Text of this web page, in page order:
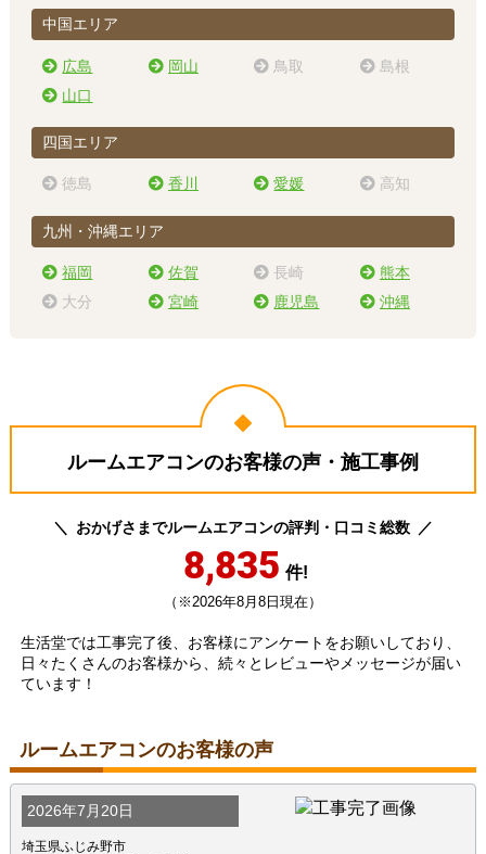
中国エリア
広島 岡山 鳥取
島根
山口
四国エリア
徳島 香川 愛媛 高知
九州・沖縄エリア
福岡 佐賀 長崎
熊本
大分
宮崎 鹿児島 沖縄
ルームエアコンのお客様の声・施工事例
おかげさまでルームエアコンの評判・口コミ総数
8,835 件!
（※2026年8月8日現在）
生活堂では工事完了後、お客様にアンケートをお願いしており、
日々たくさんのお客様から、続々とレビューやメッセージが届い
ています！
ルームエアコンのお客様の声
2026年7月20日
埼玉県ふじみ野市